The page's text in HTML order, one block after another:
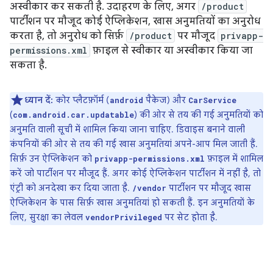
अस्वीकार कर सकती है. उदाहरण के लिए, अगर /product
पार्टीशन पर मौजूद कोई ऐप्लिकेशन, खास अनुमतियों का अनुरोध
करता है, तो अनुरोध को सिर्फ़ /product पर मौजूद privapp-
permissions.xml फ़ाइल से स्वीकार या अस्वीकार किया जा
सकता है.
ध्यान दें: कोर प्लैटफ़ॉर्म (android पैकेज) और CarService
(com.android.car.updatable) की ओर से तय की गई अनुमतियों को
अनुमति वाली सूची में शामिल किया जाना चाहिए. डिवाइस बनाने वाली
कंपनियों की ओर से तय की गई खास अनुमतियां अपने-आप मिल जाती हैं.
सिर्फ़ उन ऐप्लिकेशन को privapp-permissions.xml फ़ाइल में शामिल
करें जो पार्टीशन पर मौजूद हैं. अगर कोई ऐप्लिकेशन पार्टीशन में नहीं है, तो
एंट्री को अनदेखा कर दिया जाता है. /vendor पार्टीशन पर मौजूद खास
ऐप्लिकेशन के पास सिर्फ़ खास अनुमतियां हो सकती हैं. इन अनुमतियों के
लिए, सुरक्षा का लेवल vendorPrivileged पर सेट होता है.